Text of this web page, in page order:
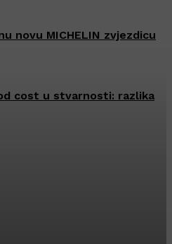
novu MICHELIN zvjezdicu
cost u stvarnosti: razlika